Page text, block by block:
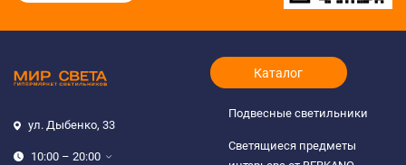
ул. Дыбенко, 33
10:00 – 20:00
Каталог
Подвесные светильники
Светящиеся предметы